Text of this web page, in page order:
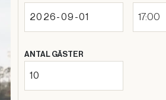
17:00
ANTAL GÄSTER